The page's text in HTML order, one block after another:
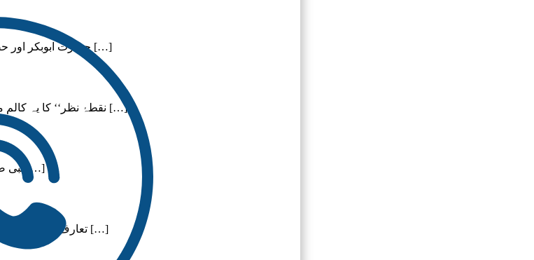
حضرت ابوبکر اور حضرت عمر سے متعلق سیدنا علی کے آثار (11) (2) عَنْ إِبْرَاهِيمَ النَّخَعِيِّ قَالَ: ضَرَبَ عَلْقَمَةُ بْنُ […]
]’’نقطۂ نظر‘‘ کا یہ کالم مختلف اصحاب ِفکر کی نگارشات کے لیے مختص ہے۔ اس میں شائع ہونے والے مضامین […]
نبی صلی اللہ علیہ وسلم نے دنیا کو قرآن دیا ہے۔اِس کے علاوہ جو چیزیں آپ نے دین کی حیثیت […]
تعارف ’’ اسرا و معراج‘‘ کو رسالت مآب حضرت محمد صلی اللہ علیہ وسلم کا عظیم الشان معجزہ قرار دیا […]